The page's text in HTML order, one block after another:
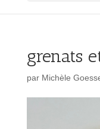
grenats
par Michèle